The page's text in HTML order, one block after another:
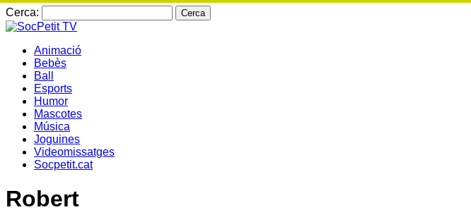
Cerca:
Animació
Bebès
Ball
Esports
Humor
Mascotes
Música
Joguines
Videomissatges
Socpetit.cat
Robert